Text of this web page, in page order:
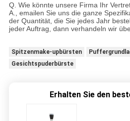
Q. Wie könnte unsere Firma Ihr
A., emailen Sie uns die ganze
der Quantität, die Sie jedes Jahr
jeder Auftrag, dann verhandeln wir
Spitzenmake-upbürsten
Gesichtspuderbürste
Erhalten Sie den